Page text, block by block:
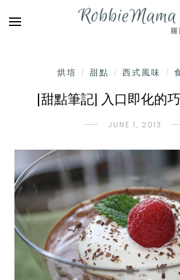
烘培 / 甜點 / 西式風味 /
[甜點筆記] 入口即化的
JUNE 1, 2013